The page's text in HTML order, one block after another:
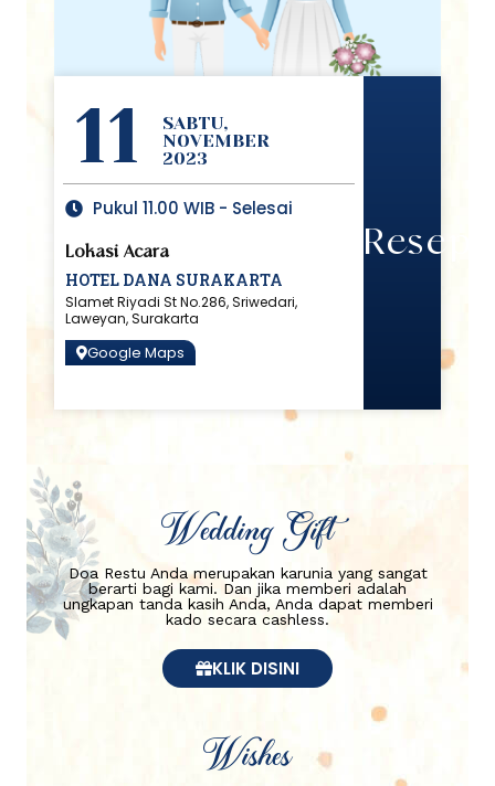
11
SABTU,
NOVEMBER
2023
Pukul 11.00 WIB - Selesai
Lokasi Acara
HOTEL DANA SURAKARTA
Slamet Riyadi St No.286, Sriwedari,
Laweyan, Surakarta
Google Maps
Wedding Gift
Doa Restu Anda merupakan karunia yang sangat
berarti bagi kami. Dan jika memberi adalah
ungkapan tanda kasih Anda, Anda dapat memberi
kado secara cashless.
KLIK DISINI
Wishes